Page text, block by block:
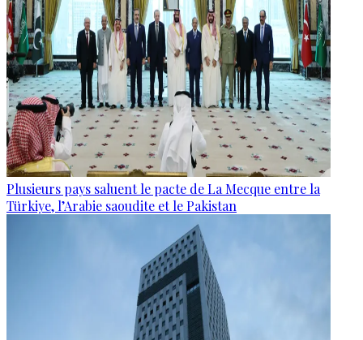
Plusieurs pays saluent le pacte de La Mecque entre la
Türkiye, l’Arabie saoudite et le Pakistan